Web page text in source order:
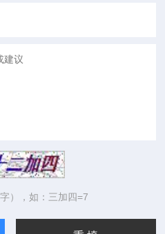
），如：三加四=7